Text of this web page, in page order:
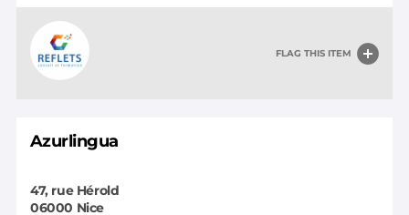
FLAG THIS ITEM
Azurlingua
47, rue Hérold
06000 Nice